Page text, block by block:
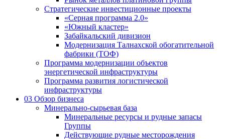
Стратегические инвестиционные проекты
«Серная программа 2.0»
«Южный кластер»
Забайкальский дивизион
Модернизация Талнахской обогатительной
фабрики (ТОФ)
Программа модернизации объектов
энергетической инфраструктуры
Программа развития логистической
инфраструктуры
03 Обзор бизнеса
Минерально-сырьевая база
Минеральные ресурсы и рудные запасы
Группы
Действующие рудные месторождения